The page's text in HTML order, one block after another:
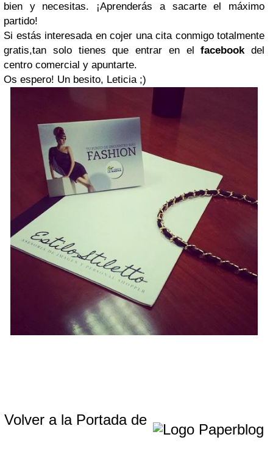
bien y necesitas. ¡Aprenderás a sacarte el máximo
partido!
Si estás interesada en cojer una cita conmigo totalmente
gratis,tan solo tienes que entrar en elfacebookdel
centro comercial y apuntarte.
Os espero! Un besito, Leticia ;)
Volver a la Portada de